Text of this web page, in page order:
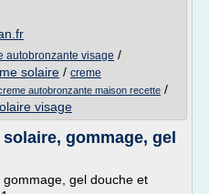
autobronzante visage /
solaire / creme
autobronzante maison recette /
visage
gommage, gel
gel douche et